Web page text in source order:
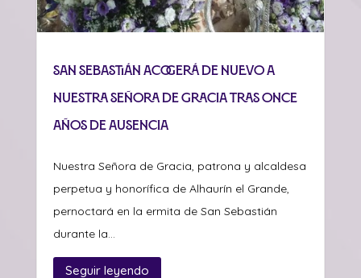
San Sebastián acogerá de nuevo a
Nuestra Señora de Gracia tras once
años de ausencia
Nuestra Señora de Gracia, patrona y alcaldesa
perpetua y honorífica de Alhaurín el Grande,
pernoctará en la ermita de San Sebastián
durante la...
Seguir leyendo